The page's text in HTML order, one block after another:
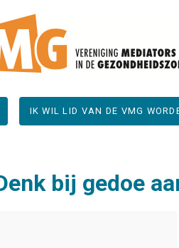
IK WIL LID VAN DE VMG
bij gedoe